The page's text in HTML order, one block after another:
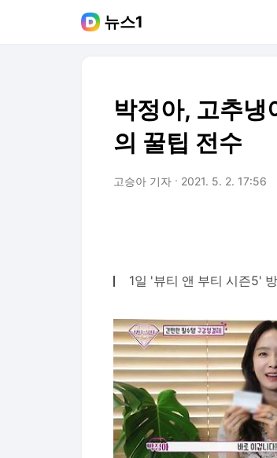
뉴스1
박정아, 고추
의 꿀팁 전수
고승아 기자 2021. 5. 2. 17:56
1일 '뷰티 앤 부티 시즌5'